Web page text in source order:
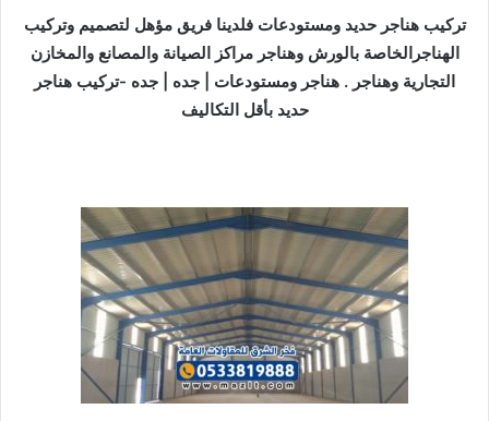
تركيب هناجر حديد ومستودعات فلدينا فريق مؤهل لتصميم وتركيب
الهناجرالخاصة بالورش وهناجر مراكز الصيانة والمصانع والمخازن
التجارية وهناجر . هناجر ومستودعات | جده | جده -تركيب هناجر
حديد بأقل التكاليف